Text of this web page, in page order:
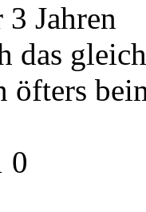
Jahren
das
öfters
0